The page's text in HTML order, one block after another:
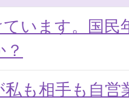
います。国民
も相手も自営